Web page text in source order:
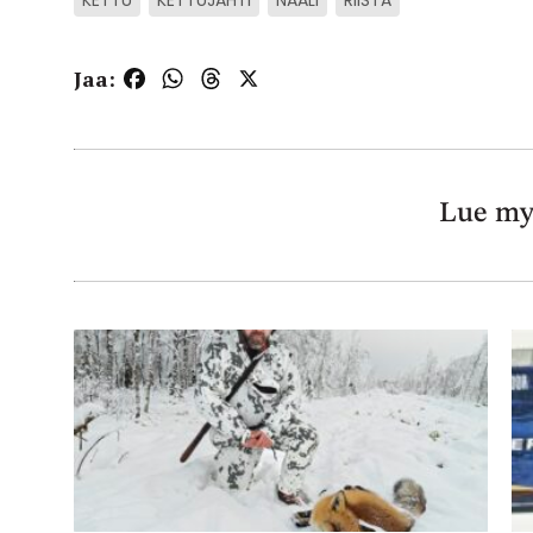
Jaa: FacebookWhatsApp
Threads
Lue